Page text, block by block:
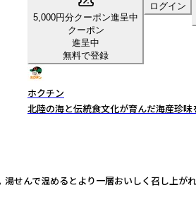
5,000円分クーポン進呈中
クーポン
進呈中
無料で登録
ログイン
ホクチン
北陸の海と伝統食文化が育んだ海産珍味
せんで温めるとより一層おいしく召し上が